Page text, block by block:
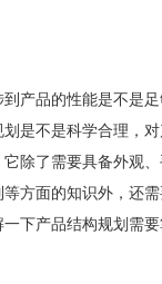
产品的性能是不是
是不是科学合理，
除了需要具备外观
方面的知识外，还
下产品结构规划需